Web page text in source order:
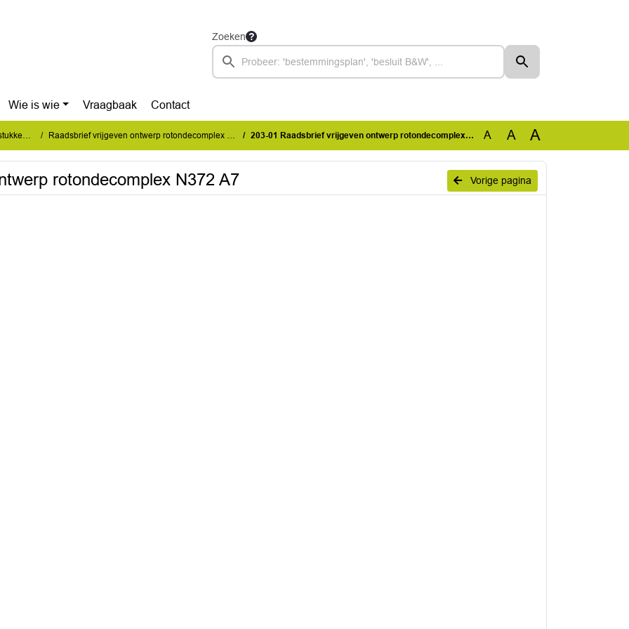
Zoeken
Wie is wie Vraagbaak Contact
(LIS) Raadsbrief vrijgeven ontwerp rotondecomplex N372 A7 203-01 Raadsbrief vrijgeven ontwerp rotondecomplex N372 A7 A A A
Vorige pagina
rotondecomplex N372 A7